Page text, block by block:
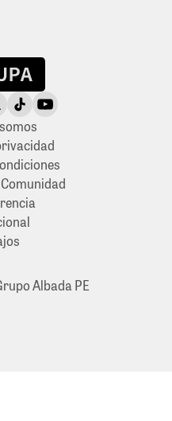
Albada PE